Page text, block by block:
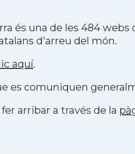
és una de les 484
d'arreu del món.
aquí.
es comuniquen
arribar a través de la